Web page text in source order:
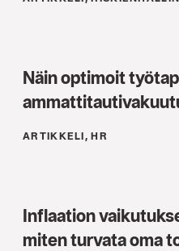
Näin optimoit
ARTIKKELI, HR
Inflaation
miten turvata oma